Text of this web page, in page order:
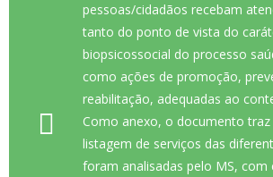
pessoas/cidadãos recebam
tanto do ponto de vista do
biopsicossocial do processo
como ações de promoção,
reabilitação, adequadas ao
Como anexo, o documento
listagem de serviços das
foram analisadas pelo MS, com